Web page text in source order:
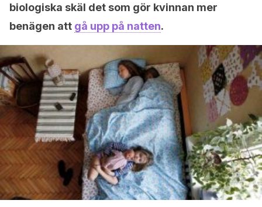
biologiska skäl det som gör kvinnan mer
benägen att gå upp på natten.